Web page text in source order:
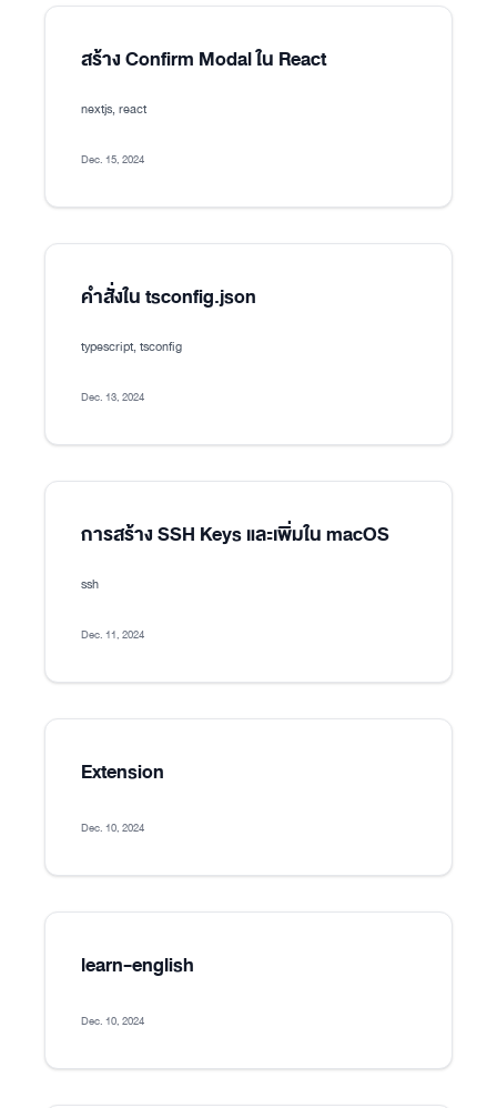
สร้าง Confirm Modal ใน React
nextjs, react
Dec. 15, 2024
คำสั่งใน tsconfig.json
typescript, tsconfig
Dec. 13, 2024
การสร้าง SSH Keys และเพิ่มใน macOS
ssh
Dec. 11, 2024
Extension
Dec. 10, 2024
learn-english
Dec. 10, 2024